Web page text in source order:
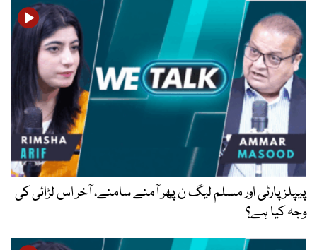
پیپلز پارٹی اور مسلم لیگ ن پھر آمنے سامنے، آخر اس لڑائی کی
وجہ کیا ہے؟